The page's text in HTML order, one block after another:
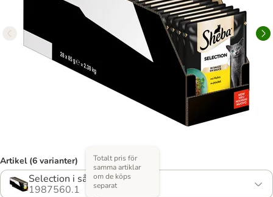
Artikel (6 varianter)
Selection i sås med kyckling
1987560.1
Totalt pris för
samma artiklar
om de köps
separat